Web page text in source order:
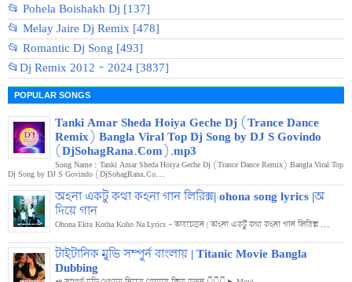
📂 Pohela Boishakh Dj [137]
📂 Melay Jaire Dj Remix [478]
📂 Romantic Dj Song [493]
📂Dj Remix 2012 - 2024 [3837]
POPULAR SONGS
Tanki Amar Sheda Hoiya Geche Dj (Trance Dance
Remix) Bangla Viral Top Dj Song by DJ S Govindo
(DjSohagRana.Com).mp3
Song Name : Tanki Amar Sheda Hoiya Geche Dj (Trance Dance Remix) Bangla Viral Top
Dj Song by DJ S Govindo (DjSohagRana.Co...
অহনা একটু কথা কহনা গান লিরিক্স| ohona song lyrics |অ
দিয়ে গান
Ohona Ektu Kotha Koho Na Lyrics - অবচেতন | অহনা একটু কথা কহনা গান লিরিক্স ...
টাইটানিক মুভি সম্পুর্ন বাংলায় | Titanic Movie Bangla
Dubbing